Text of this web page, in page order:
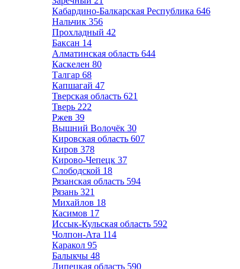
Кабардино-Балкарская Республика 646
Нальчик 356
Прохладный 42
Баксан 14
Алматинская область 644
Каскелен 80
Талгар 68
Капшагай 47
Тверская область 621
Тверь 222
Ржев 39
Вышний Волочёк 30
Кировская область 607
Киров 378
Кирово-Чепецк 37
Слободской 18
Рязанская область 594
Рязань 321
Михайлов 18
Касимов 17
Иссык-Кульская область 592
Чолпон-Ата 114
Каракол 95
Балыкчы 48
Липецкая область 590